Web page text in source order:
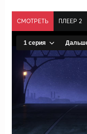
СМОТРЕТЬ ПЛЕЕР 2